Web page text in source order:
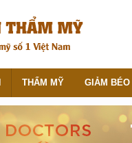
THẨM MỸ GIẢM BÉO